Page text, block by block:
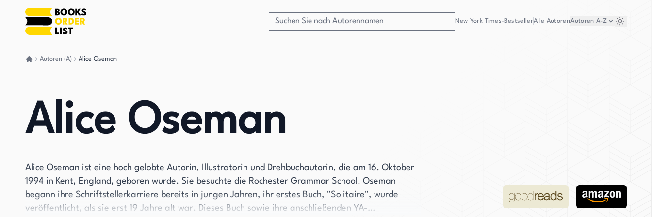
New York Times-BestsellerAlle AutorenAutoren A-Z
Autoren (A) Alice Oseman
Alice Oseman
Alice Oseman ist eine hoch gelobte Autorin, Illustratorin und Drehbuchautorin, die am 16. Oktober
1994 in Kent, England, geboren wurde. Sie besuchte die Rochester Grammar School. Oseman
begann ihre Schriftstellerkarriere bereits in jungen Jahren, ihr erstes Buch, "Solitaire", wurde
veröffentlicht, als sie erst 19 Jahre alt war. Dieses Buch sowie ihre anschließenden YA-